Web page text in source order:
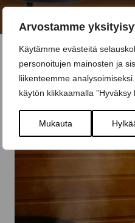
Arvostamme
Käytämme evästeitä
personoitujen mainosten ja
liikenteemme
käytön klikkaamalla ”Hyväksy
Mukauta